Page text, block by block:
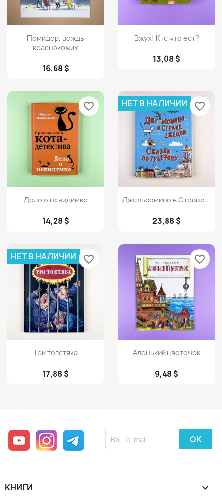
Просмотр
Помидор, вождь
краснокожих
16,68 $
Просмотр
Вжух! Кто что ест?
13,08 $
Просмотр
Дело о невидимке
14,28 $
favorite_border
Просмотр
Джельсомино в Стране...
23,88 $
НЕТ В НАЛИЧИИ favorite_border
Просмотр
Три толстяка
17,88 $
НЕТ В НАЛИЧИИ favorite_border
 Просмотр
Аленький цветочек
9,48 $
favorite_border
YouTube InstagramTelegram
КНИГИ 